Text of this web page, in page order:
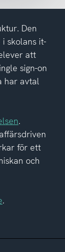
Den
skolans it-
att
sign-on
har avtal
.
för ett
och
.